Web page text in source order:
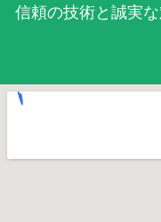
信頼の技術と誠実